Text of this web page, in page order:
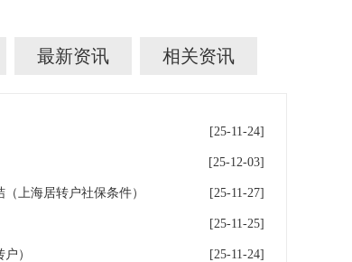
最新资讯 相关资讯
[25-11-24]
[25-12-03]
上海居转户社保条件） [25-11-27]
[25-11-25]
） [25-11-24]